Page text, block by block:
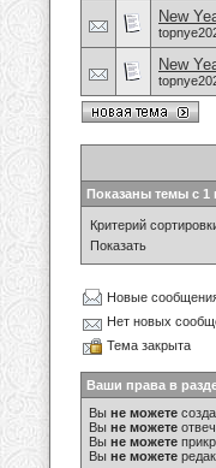
New
New
Показаны темы с 1
Критерий
Показать
Новые
Нет новых
Тема закрыта
Ваши права в
Вы не можете
Вы не можете
Вы не можете
Вы не можете